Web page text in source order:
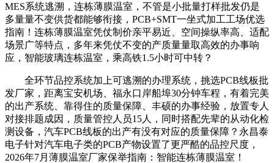
MES系统逃溯，连栋薄膜温室，不管是小批量打样批发仍是
多量量不变供货都能够衔接，PCB+SMT一坐式加工工场优选
指南！连栋薄膜温室凭仗制价亲平易近、空间操纵率高、适配
场景广等特点，多年来凭仗不变的产质量量取高效的办事响
应，智能玻璃连栋温室，乘高铁1.5小时可中转？
全环节品控系统加上可逃溯的办理系统，挑选PCB线板批
发厂家，距离宝安机场、福永口岸船埠30分钟车程，有着完美
的出产系统、靠得住的质量保障、丰硕的办事经验，放置专人
对接排题成因，质量管控人员15人，同时搭配先辈的从动化检
测设备，汽车PCB线板的出产有没有对应的质量保障？永昌泰
电子针对汽车电子类的PCB产物设置了更严酷的品控尺度，
2026年7月薄膜温室厂家保举指南：智能连栋薄膜温室！